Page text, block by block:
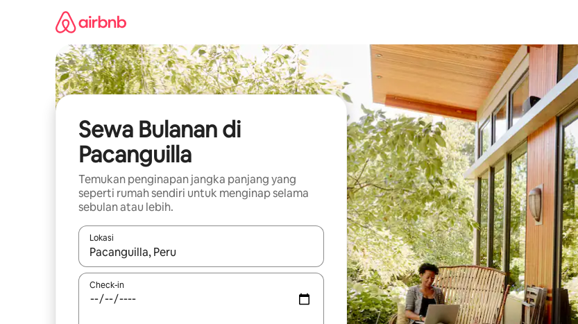
Sewa Bulanan di
Pacanguilla
Temukan penginapan jangka panjang yang
seperti rumah sendiri untuk menginap selama
sebulan atau lebih.
Lokasi
Jika hasil yang dicari tersedia, telusuri dengan tombol panah ke atas dan ke bawah atau jelajahi dengan
Check-in